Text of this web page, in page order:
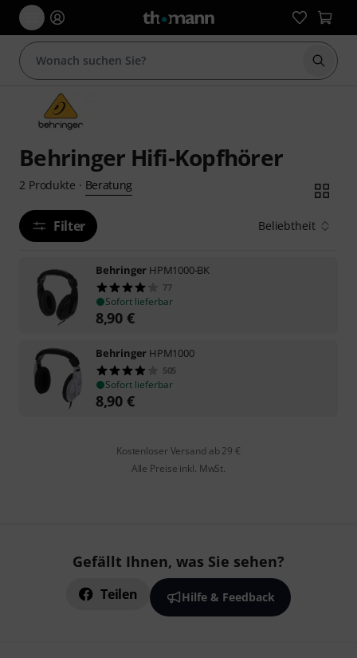
Suche
Behringer Hifi-Kopfhörer
2 Produkte · Beratung
Filter Beliebtheit
Behringer HPM1000-BK
77
Sofort lieferbar
8,90 €
Behringer HPM1000
505
Sofort lieferbar
8,90 €
Kostenloser Versand ab 29 €
Alle Preise inkl. MwSt.
Gefällt Ihnen, was Sie sehen?
Teilen Hilfe & Feedback